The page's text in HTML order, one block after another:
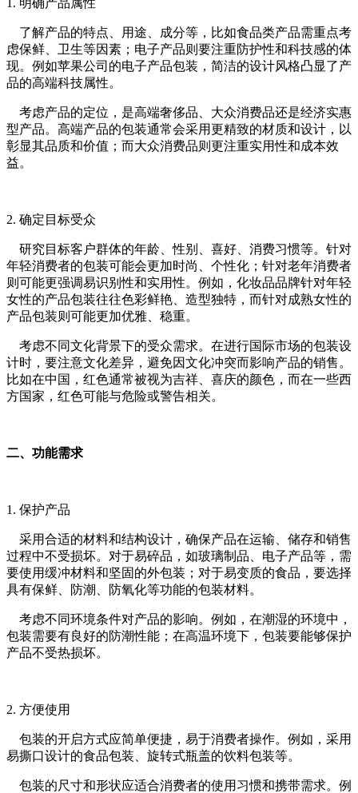
了解产品的特点、用途、成分等，比如食品类产品需重点考
虑保鲜、卫生等因素；电子产品则要注重防护性和科技感的体
现。例如苹果公司的电子产品包装，简洁的设计风格凸显了产
品的高端科技属性。
考虑产品的定位，是高端奢侈品、大众消费品还是经济实惠
型产品。高端产品的包装通常会采用更精致的材质和设计，以
彰显其品质和价值；而大众消费品则更注重实用性和成本效
益。
2. 确定目标受众
研究目标客户群体的年龄、性别、喜好、消费习惯等。针对
年轻消费者的包装可能会更加时尚、个性化；针对老年消费者
则可能更强调易识别性和实用性。例如，化妆品品牌针对年轻
女性的产品包装往往色彩鲜艳、造型独特，而针对成熟女性的
产品包装则可能更加优雅、稳重。
考虑不同文化背景下的受众需求。在进行国际市场的包装设
计时，要注意文化差异，避免因文化冲突而影响产品的销售。
比如在中国，红色通常被视为吉祥、喜庆的颜色，而在一些西
方国家，红色可能与危险或警告相关。
二、功能需求
1. 保护产品
采用合适的材料和结构设计，确保产品在运输、储存和销售
过程中不受损坏。对于易碎品，如玻璃制品、电子产品等，需
要使用缓冲材料和坚固的外包装；对于易变质的食品，要选择
具有保鲜、防潮、防氧化等功能的包装材料。
考虑不同环境条件对产品的影响。例如，在潮湿的环境中，
包装需要有良好的防潮性能；在高温环境下，包装要能够保护
产品不受热损坏。
2. 方便使用
包装的开启方式应简单便捷，易于消费者操作。例如，采用
易撕口设计的食品包装、旋转式瓶盖的饮料包装等。
包装的尺寸和形状应适合消费者的使用习惯和携带需求。例